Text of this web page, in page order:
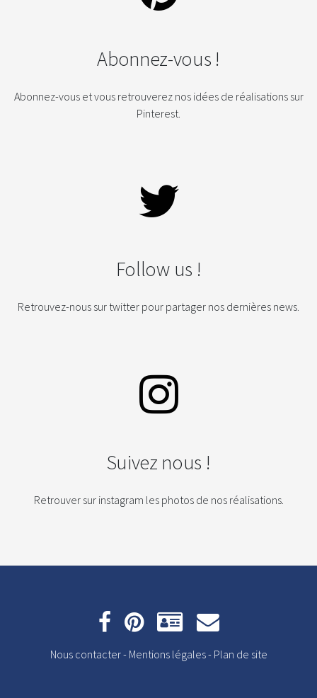
Abonnez-vous !
Abonnez-vous et vous retrouverez nos idées de réalisations sur
Pinterest.
Follow us !
Retrouvez-nous sur twitter pour partager nos dernières news.
Suivez nous !
Retrouver sur instagram les photos de nos réalisations.
Nous contacter- Mentions légales- Plan de site